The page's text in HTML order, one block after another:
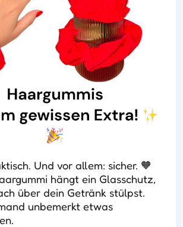
Und vor allem: sicher. 🧡
hängt ein Glasschutz,
über dein Getränk stülpst.
unbemerkt etwas